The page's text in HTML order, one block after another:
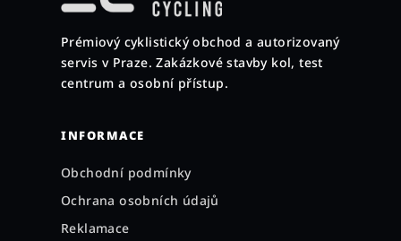
Prémiový cyklistický obchod a autorizovaný
servis v Praze. Zakázkové stavby kol, test
centrum a osobní přístup.
INFORMACE
Obchodní podmínky
Ochrana osobních údajů
Reklamace